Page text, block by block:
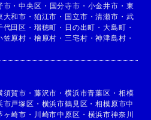
市 ・中央区 ・ 国分寺市 ・ 小金井市 ・ 東
大和市 ・ 狛江市 ・ 国立市 ・清瀬市 ・ 武
代田区 ・ 瑞穂町 ・ 日の出町 ・大島町 ・
笠原村 ・ 檜原村 ・ 三宅村 ・神津島村 ・
須賀市 ・ 藤沢市 ・横浜市青葉区 ・ 相模
市戸塚区 ・ 横浜市鶴見区 ・相模原市中
ヶ崎市 ・ 川崎市中原区 ・ 横浜市神奈川